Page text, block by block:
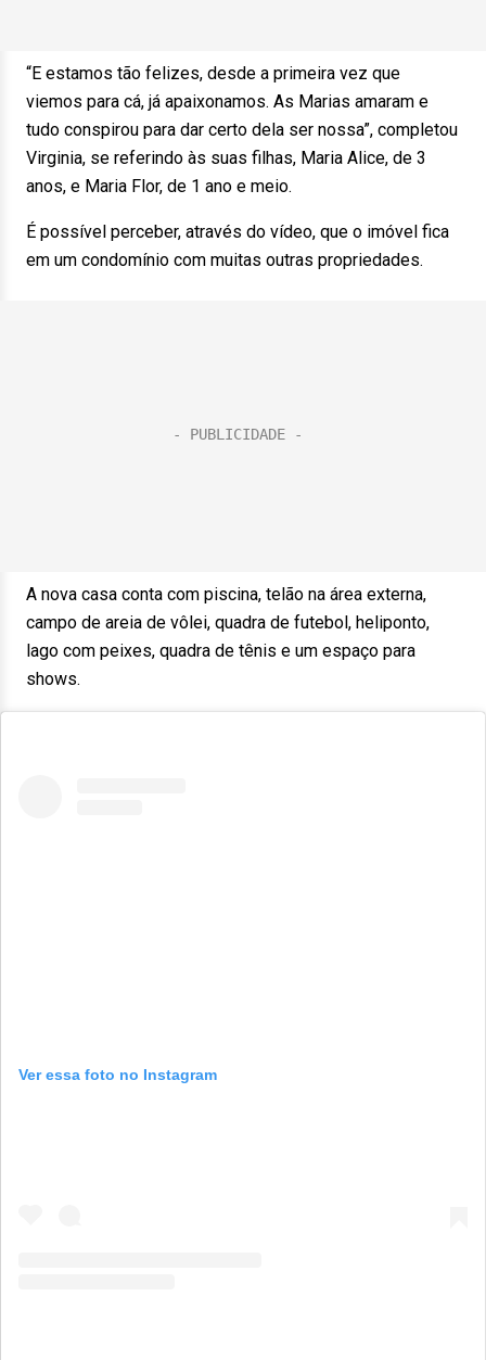
“E estamos tão felizes, desde a primeira vez que
viemos para cá, já apaixonamos. As Marias amaram e
tudo conspirou para dar certo dela ser nossa”, completou
Virginia, se referindo às suas filhas, Maria Alice, de 3
anos, e Maria Flor, de 1 ano e meio.
É possível perceber, através do vídeo, que o imóvel fica
em um condomínio com muitas outras propriedades.
A nova casa conta com piscina, telão na área externa,
campo de areia de vôlei, quadra de futebol, heliponto,
lago com peixes, quadra de tênis e um espaço para
shows.
Ver essa foto no Instagram